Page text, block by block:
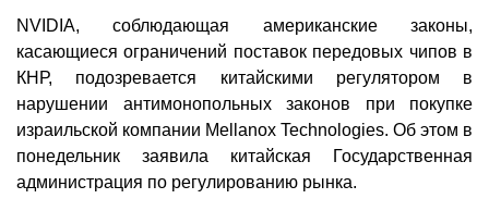
NVIDIA, соблюдающая американские законы,
касающиеся ограничений поставок передовых чипов в
КНР, подозревается китайскими регулятором в
нарушении антимонопольных законов при покупке
израильской компании Mellanox Technologies. Об этом в
понедельник заявила китайская Государственная
администрация по регулированию рынка.